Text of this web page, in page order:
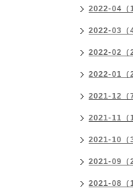
2022-04（1
2022-03（4
2022-02（2
2022-01（2
2021-12（7
2021-11（1
2021-10（3
2021-09（2
2021-08（1